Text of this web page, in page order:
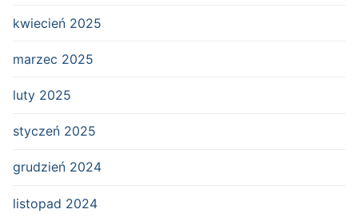
kwiecień 2025
marzec 2025
luty 2025
styczeń 2025
grudzień 2024
listopad 2024